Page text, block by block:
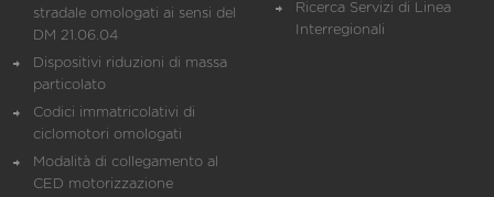
stradale omologati ai sensi del
DM 21.06.04
Dispositivi riduzioni di massa
particolato
Codici immatricolativi di
ciclomotori omologati
Modalità di collegamento al
CED motorizzazione
Ricerca Servizi di Linea
Interregionali